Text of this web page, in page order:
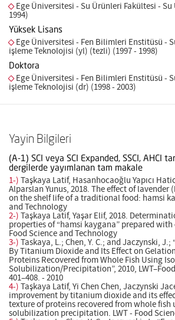
Ege Üniversitesi - Su Ürünleri Fakültesi - Su
1994)
Yüksek Lisans
Ege Üniversitesi - Fen Bilimleri Enstitüsü -
işleme Teknolojisi (yl) (tezli) (1997 - 1998)
Doktora
Ege Üniversitesi - Fen Bilimleri Enstitüsü -
işleme Teknolojisi (dr) (1998 - 2003)
Yayin Bilgileri
(A-1) SCI veya SCI Expanded, SSCI, AHCI
dergilerde yayımlanan tam makale
1-) Taşkaya Latif, Hasanhocaoğlu Yapıcı
Alparslan Yunus, 2018. The effect of lavender
on the shelf life of a traditional food: hamsi
and Technology
2-) Taşkaya Latif, Yaşar Elif, 2018.
properties of “hamsi kaygana” prepared
Food Science and Technology
3-) Taskaya, L.; Chen, Y. C.; and Jaczynski,
By Titanium Dioxide and Its Effect on
Proteins Recovered from Whole Fish Using
Solubilization/Precipitation”, 2010,
401–408. - 2010
4-) Taşkaya Latif, Yi Chen Chen, Jaczynski
improvement by titanium dioxide and its
texture of proteins recovered from whole fish
solubilization precipitation. LWT - Food